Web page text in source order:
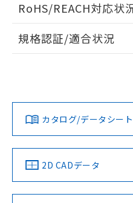
ドすることができます。
ログイ
ダウンロードデータをご利用
みください。
ソフトウェアの使用条件
RoHS/REACH対応状
EU RoHS 注意事項・凡
対応済み
中国 RoHS 注意事項・凡
規格認証/適合状況
LR型式承認
（イギリス
船舶規格）
DNV型式承
（ノルウェ
No No
カタログ/データシー
2D CADデータ
登録された部品
および当社の
品・サービスに
引・商談に必
用者の範囲」
指します。
※3 非含有証明書
下記の非含有証明書
とができます。
ものではありません
また、RoHS指令の
物質の対応では、対
荷製品に未対応品が